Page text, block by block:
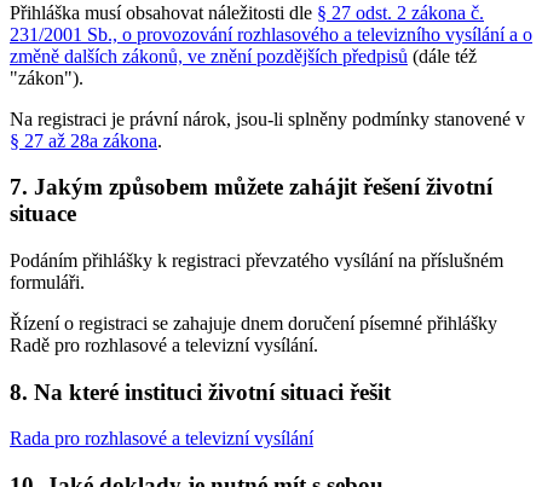
Přihláška musí obsahovat náležitosti dle § 27 odst. 2 zákona č.
231/2001 Sb., o provozování rozhlasového a televizního vysílání a o
změně dalších zákonů, ve znění pozdějších předpisů (dále též
"zákon").
Na registraci je právní nárok, jsou-li splněny podmínky stanovené v
§ 27 až 28a zákona.
7. Jakým způsobem můžete zahájit řešení životní
situace
Podáním přihlášky k registraci převzatého vysílání na příslušném
formuláři.
Řízení o registraci se zahajuje dnem doručení písemné přihlášky
Radě pro rozhlasové a televizní vysílání.
8. Na které instituci životní situaci řešit
Rada pro rozhlasové a televizní vysílání